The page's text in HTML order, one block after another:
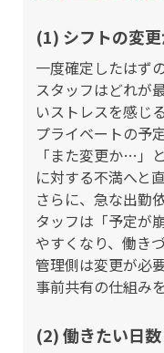
(1) シフトの変
一度確定したはず
スタッフはどれが
いストレスを感じ
プライベートの予
「また変更か…」
に対する不満へと
さらに、急な出勤
タッフは「予定が
やすくなり、働き
管理側は変更が必
事前共有の仕組み
(2) 働きたい日